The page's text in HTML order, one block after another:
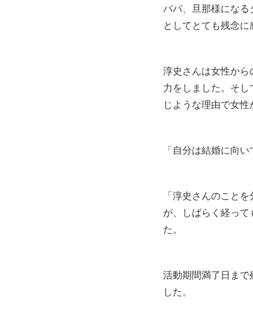
パパ、旦那様にな
としてとても残念に
淳史さんは女性か
力をしました。そ
じような理由で女性
「自分は結婚に向
「淳史さんのこと
が、しばらく経っ
た。
活動期間満了日ま
した。